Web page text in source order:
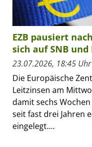
EZB pausiert
sich auf SNB und
23.07.2026, 18:45 Uhr
Die Europäische
Leitzinsen am
damit sechs
seit fast drei Jahren
eingelegt....